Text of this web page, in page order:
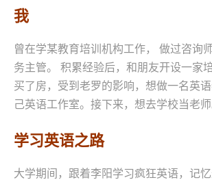
我
曾在学某教育培训机构工作， 做过咨询
务主管。 积累经验后，和朋友开设一家
买了房，受到老罗的影响，想做一名英
己英语工作室。接下来，想去学校当老师
学习英语之路
大学期间，跟着李阳学习疯狂英语，记